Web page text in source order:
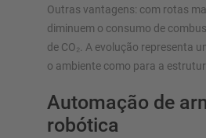
Outras vantagens: com rotas
diminuem o consumo de
de CO₂. A evolução representa
o ambiente como para a
Automação de
robótica